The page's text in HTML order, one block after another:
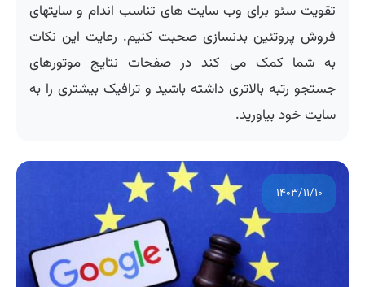
تقویت سئو برای وب سایت های تناسب اندام و سایتهای
فروش پروتئین بدنسازی صحبت کنیم. رعایت این نکات
به شما کمک می کند در صفحات نتایج موتورهای
جستجو رتبه بالاتری داشته باشید و ترافیک بیشتری را به
سایت خود بیاورید.
۱۴۰۳/۱۱/۱۰